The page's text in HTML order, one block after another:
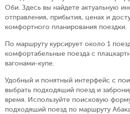
Оби. Здесь вы найдете актуальную
отправления, прибытия, ценах и
комфортного планирования поездки.
По маршруту курсирует около 1
комфортабельные поезда с
вагонами-купе.
Удобный и понятный интерфейс с
выбрать подходящий поезд и
время. Используйте поисковую
подходящий поезд по маршруту